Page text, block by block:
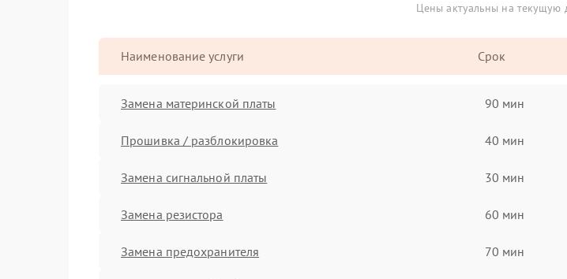
Цены актуальны на текущую
Наименование услуги Срок
Замена материнской платы 90 мин
Прошивка / разблокировка 40 мин
Замена сигнальной платы 30 мин
Замена резистора 60 мин
Замена предохранителя 70 мин